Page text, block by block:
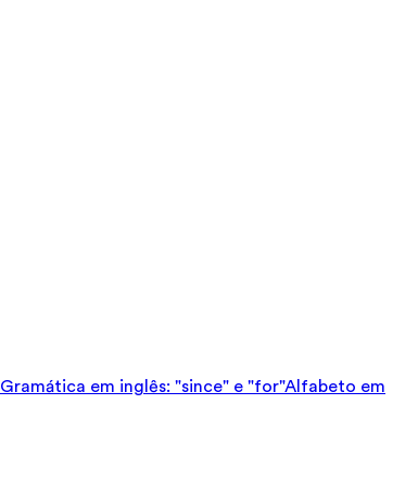
Gramática em inglês: "since" e "for"Alfabeto em